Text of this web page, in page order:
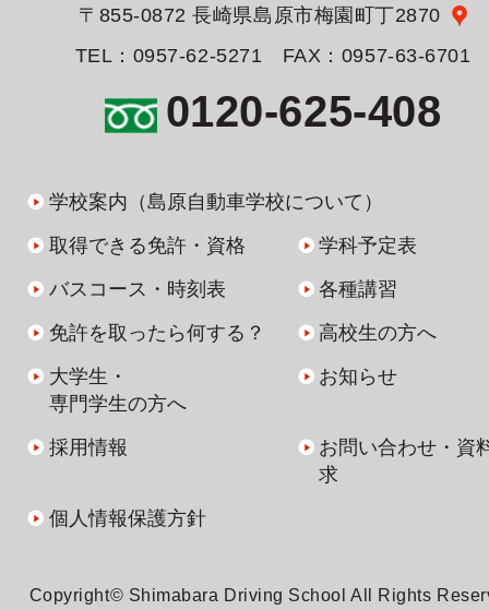
〒855-0872 長崎県島原市梅園町丁2870
TEL：0957-62-5271 FAX：0957-63-6701
0120-625-408
学校案内（島原自動車学校について）
取得できる免許・資格
学科予定表
バスコース・時刻表
各種講習
免許を取ったら何する？
高校生の方へ
大学生・
専門学生の方へ
お知らせ
採用情報
お問い合わせ・資
求
個人情報保護方針
Copyright© Shimabara Driving School All Rights